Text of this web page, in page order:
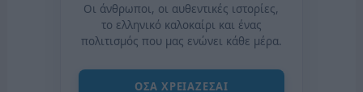
Οι άνθρωποι, οι αυθεντικές ιστορίες,
το ελληνικό καλοκαίρι και ένας
πολιτισμός που μας ενώνει κάθε μέρα.
ΟΣΑ ΧΡΕΙΑΖΕΣΑΙ